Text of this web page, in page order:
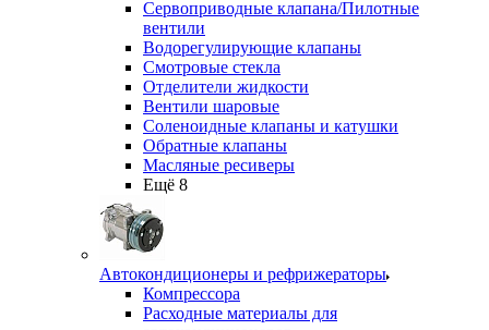
Сервоприводные клапана/Пилотные
вентили
Водорегулирующие клапаны
Смотровые стекла
Отделители жидкости
Вентили шаровые
Соленоидные клапаны и катушки
Обратные клапаны
Масляные ресиверы
Ещё 8
Автокондиционеры и рефрижераторы
Компрессора
Расходные материалы для